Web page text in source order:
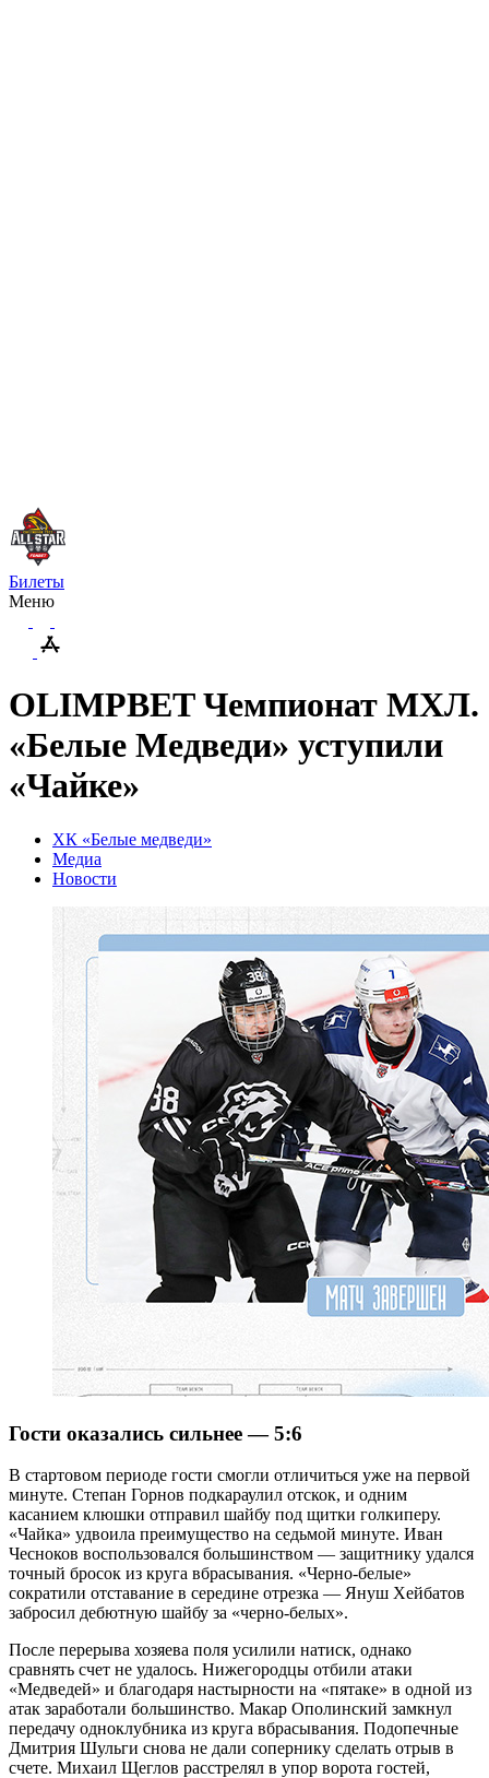
Билеты
Меню
OLIMPBET Чемпионат МХЛ.
«Белые Медведи» уступили
«Чайке»
ХК «Белые медведи»
Медиа
Новости
Гости оказались сильнее — 5:6
В стартовом периоде гости смогли отличиться уже на первой
минуте. Степан Горнов подкараулил отскок, и одним
касанием клюшки отправил шайбу под щитки голкиперу.
«Чайка» удвоила преимущество на седьмой минуте. Иван
Чесноков воспользовался большинством — защитнику удался
точный бросок из круга вбрасывания. «Черно-белые»
сократили отставание в середине отрезка — Януш Хейбатов
забросил дебютную шайбу за «черно-белых».
После перерыва хозяева поля усилили натиск, однако
сравнять счет не удалось. Нижегородцы отбили атаки
«Медведей» и благодаря настырности на «пятаке» в одной из
атак заработали большинство. Макар Ополинский замкнул
передачу одноклубника из круга вбрасывания. Подопечные
Дмитрия Шульги снова не дали сопернику сделать отрыв в
счете. Михаил Щеглов расстрелял в упор ворота гостей,